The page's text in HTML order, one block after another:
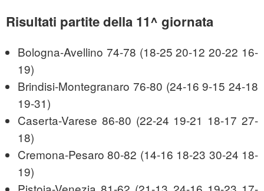
Risultati partite della 11^ giornata
Bologna-Avellino 74-78 (18-25 20-12 20-22 16-
19)
Brindisi-Montegranaro 76-80 (24-16 9-15 24-18
19-31)
Caserta-Varese 86-80 (22-24 19-21 18-17 27-
18)
Cremona-Pesaro 80-82 (14-16 18-23 30-24 18-
19)